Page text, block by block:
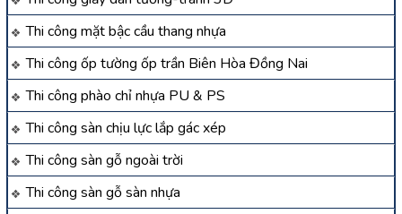
Thi công mặt bậc cầu thang nhựa
Thi công ốp tường ốp trần Biên Hòa Đồng Nai
Thi công phào chỉ nhựa PU & PS
Thi công sàn chịu lực lắp gác xép
Thi công sàn gỗ ngoài trời
Thi công sàn gỗ sàn nhựa